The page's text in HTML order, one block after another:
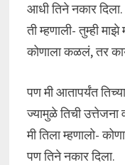
आधी तिने नकार दिला.
ती म्हणाली- तुम्ही
कोणाला कळलं, तर
पण मी आतापर्यंत
ज्यामुळे तिची उत्तेजना
मी तिला म्हणालो-
पण तिने नकार दिला.